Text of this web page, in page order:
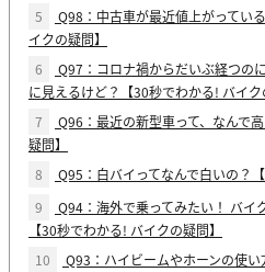
5
Q98：中古車が最近値上がってい
イクの疑問】
6
Q97：コロナ禍からだいぶ経つの
に見えるけど？【30秒でわかる! バイク
7
Q96：最近の新型車って、なんで
疑問】
8
Q95：白バイってなんで白いの？
9
Q94：海外で乗ってみたい！ バイ
【30秒でわかる! バイクの疑問】
10
Q93：ハイビームやホーンの使